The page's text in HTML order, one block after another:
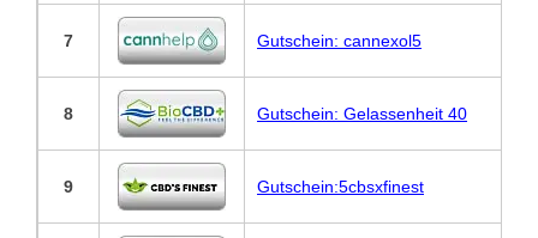
7 Gutschein: cannexol5
8 Gutschein: Gelassenheit 40
9 Gutschein:5cbsxfinest